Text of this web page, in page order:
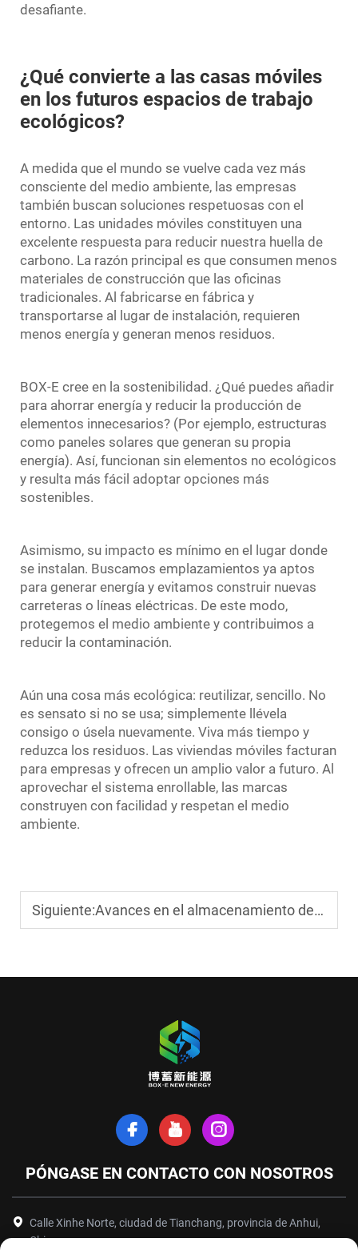
desafiante.
¿Qué convierte a las casas móviles
en los futuros espacios de trabajo
ecológicos?
A medida que el mundo se vuelve cada vez más
consciente del medio ambiente, las empresas
también buscan soluciones respetuosas con el
entorno. Las unidades móviles constituyen una
excelente respuesta para reducir nuestra huella de
carbono. La razón principal es que consumen menos
materiales de construcción que las oficinas
tradicionales. Al fabricarse en fábrica y
transportarse al lugar de instalación, requieren
menos energía y generan menos residuos.
BOX-E cree en la sostenibilidad. ¿Qué puedes añadir
para ahorrar energía y reducir la producción de
elementos innecesarios? (Por ejemplo, estructuras
como paneles solares que generan su propia
energía). Así, funcionan sin elementos no ecológicos
y resulta más fácil adoptar opciones más
sostenibles.
Asimismo, su impacto es mínimo en el lugar donde
se instalan. Buscamos emplazamientos ya aptos
para generar energía y evitamos construir nuevas
carreteras o líneas eléctricas. De este modo,
protegemos el medio ambiente y contribuimos a
reducir la contaminación.
Aún una cosa más ecológica: reutilizar, sencillo. No
es sensato si no se usa; simplemente llévela
consigo o úsela nuevamente. Viva más tiempo y
reduzca los residuos. Las viviendas móviles facturan
para empresas y ofrecen un amplio valor a futuro. Al
aprovechar el sistema enrollable, las marcas
construyen con facilidad y respetan el medio
ambiente.
Siguiente:Avances en el almacenamiento de energía solar para uso industrial
PÓNGASE EN CONTACTO CON NOSOTROS
Calle Xinhe Norte, ciudad de Tianchang, provincia de Anhui,
China